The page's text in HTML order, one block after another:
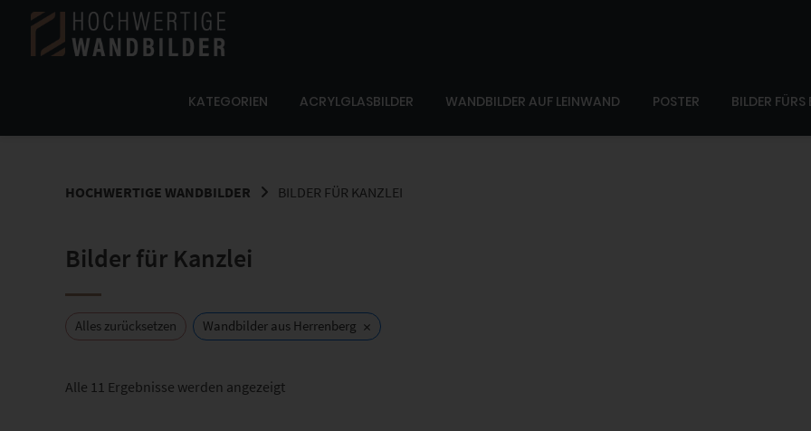
Springe
Inhalt
KATEGORIEN ACRYLGLASBILDER WANDBILDER AUF LEINWAND POSTER BILDER
HOCHWERTIGE WANDBILDER BILDER FÜR KANZLEI
Bilder für Kanzlei
Alles zurücksetzen Wandbilder aus Herrenberg ×
Alle 11 Ergebnisse werden angezeigtNach